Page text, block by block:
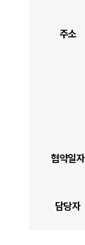
주소
협약일자
담당자